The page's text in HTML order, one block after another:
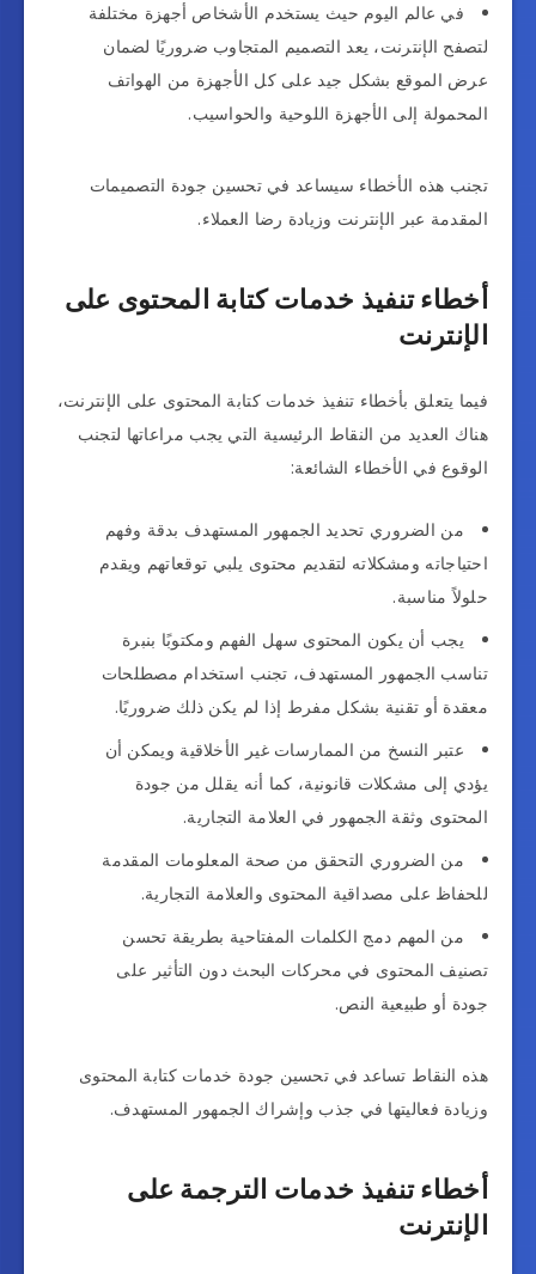
في عالم اليوم حيث يستخدم الأشخاص أجهزة مختلفة
لتصفح الإنترنت، يعد التصميم المتجاوب ضروريًا لضمان
عرض الموقع بشكل جيد على كل الأجهزة من الهواتف
المحمولة إلى الأجهزة اللوحية والحواسيب.
تجنب هذه الأخطاء سيساعد في تحسين جودة التصميمات
المقدمة عبر الإنترنت وزيادة رضا العملاء.
أخطاء تنفيذ خدمات كتابة المحتوى على
الإنترنت
فيما يتعلق بأخطاء تنفيذ خدمات كتابة المحتوى على الإنترنت،
هناك العديد من النقاط الرئيسية التي يجب مراعاتها لتجنب
الوقوع في الأخطاء الشائعة:
من الضروري تحديد الجمهور المستهدف بدقة وفهم
احتياجاته ومشكلاته لتقديم محتوى يلبي توقعاتهم ويقدم
حلولاً مناسبة.
يجب أن يكون المحتوى سهل الفهم ومكتوبًا بنبرة
تناسب الجمهور المستهدف، تجنب استخدام مصطلحات
معقدة أو تقنية بشكل مفرط إذا لم يكن ذلك ضروريًا.
عتبر النسخ من الممارسات غير الأخلاقية ويمكن أن
يؤدي إلى مشكلات قانونية، كما أنه يقلل من جودة
المحتوى وثقة الجمهور في العلامة التجارية.
من الضروري التحقق من صحة المعلومات المقدمة
للحفاظ على مصداقية المحتوى والعلامة التجارية.
من المهم دمج الكلمات المفتاحية بطريقة تحسن
تصنيف المحتوى في محركات البحث دون التأثير على
جودة أو طبيعية النص.
هذه النقاط تساعد في تحسين جودة خدمات كتابة المحتوى
وزيادة فعاليتها في جذب وإشراك الجمهور المستهدف.
أخطاء تنفيذ خدمات الترجمة على
الإنترنت